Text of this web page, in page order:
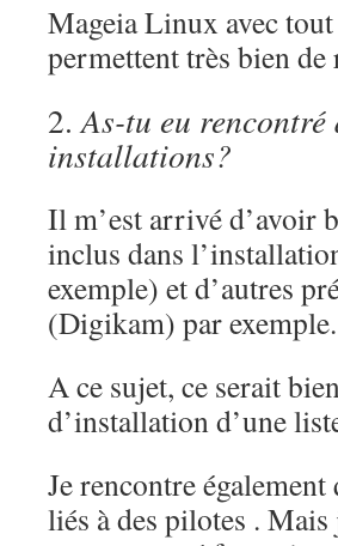
Mageia Linux avec
permettent très bien
2.As-tu eu rencontré
installations?
Il m’est arrivé d’avoir
inclus dans
exemple) et d’autres
(Digikam) par exemple.
A ce sujet, ce serait
d’installation d’une
Je rencontre
liés à des pilotes .